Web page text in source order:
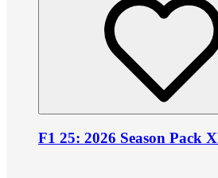
F1 25: 2026 Season Pack